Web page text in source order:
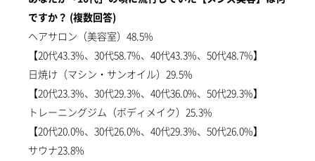
ですか？ (複数回答)
ヘアサロン（美容室）48.5%
【20代43.3%、30代58.7%、40代43.3%、50代48.7%】
日焼け（マシン・サンオイル）29.5%
【20代23.3%、30代29.3%、40代36.0%、50代29.3%】
トレーニングジム（ボディメイク）25.3%
【20代20.0%、30代26.0%、40代29.3%、50代26.0%】
サウナ23.8%